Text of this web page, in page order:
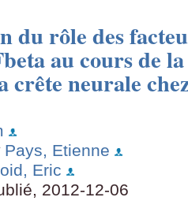
du rôle des
au cours de
crête neurale
Pays, Etienne
Eric
2012-12-06